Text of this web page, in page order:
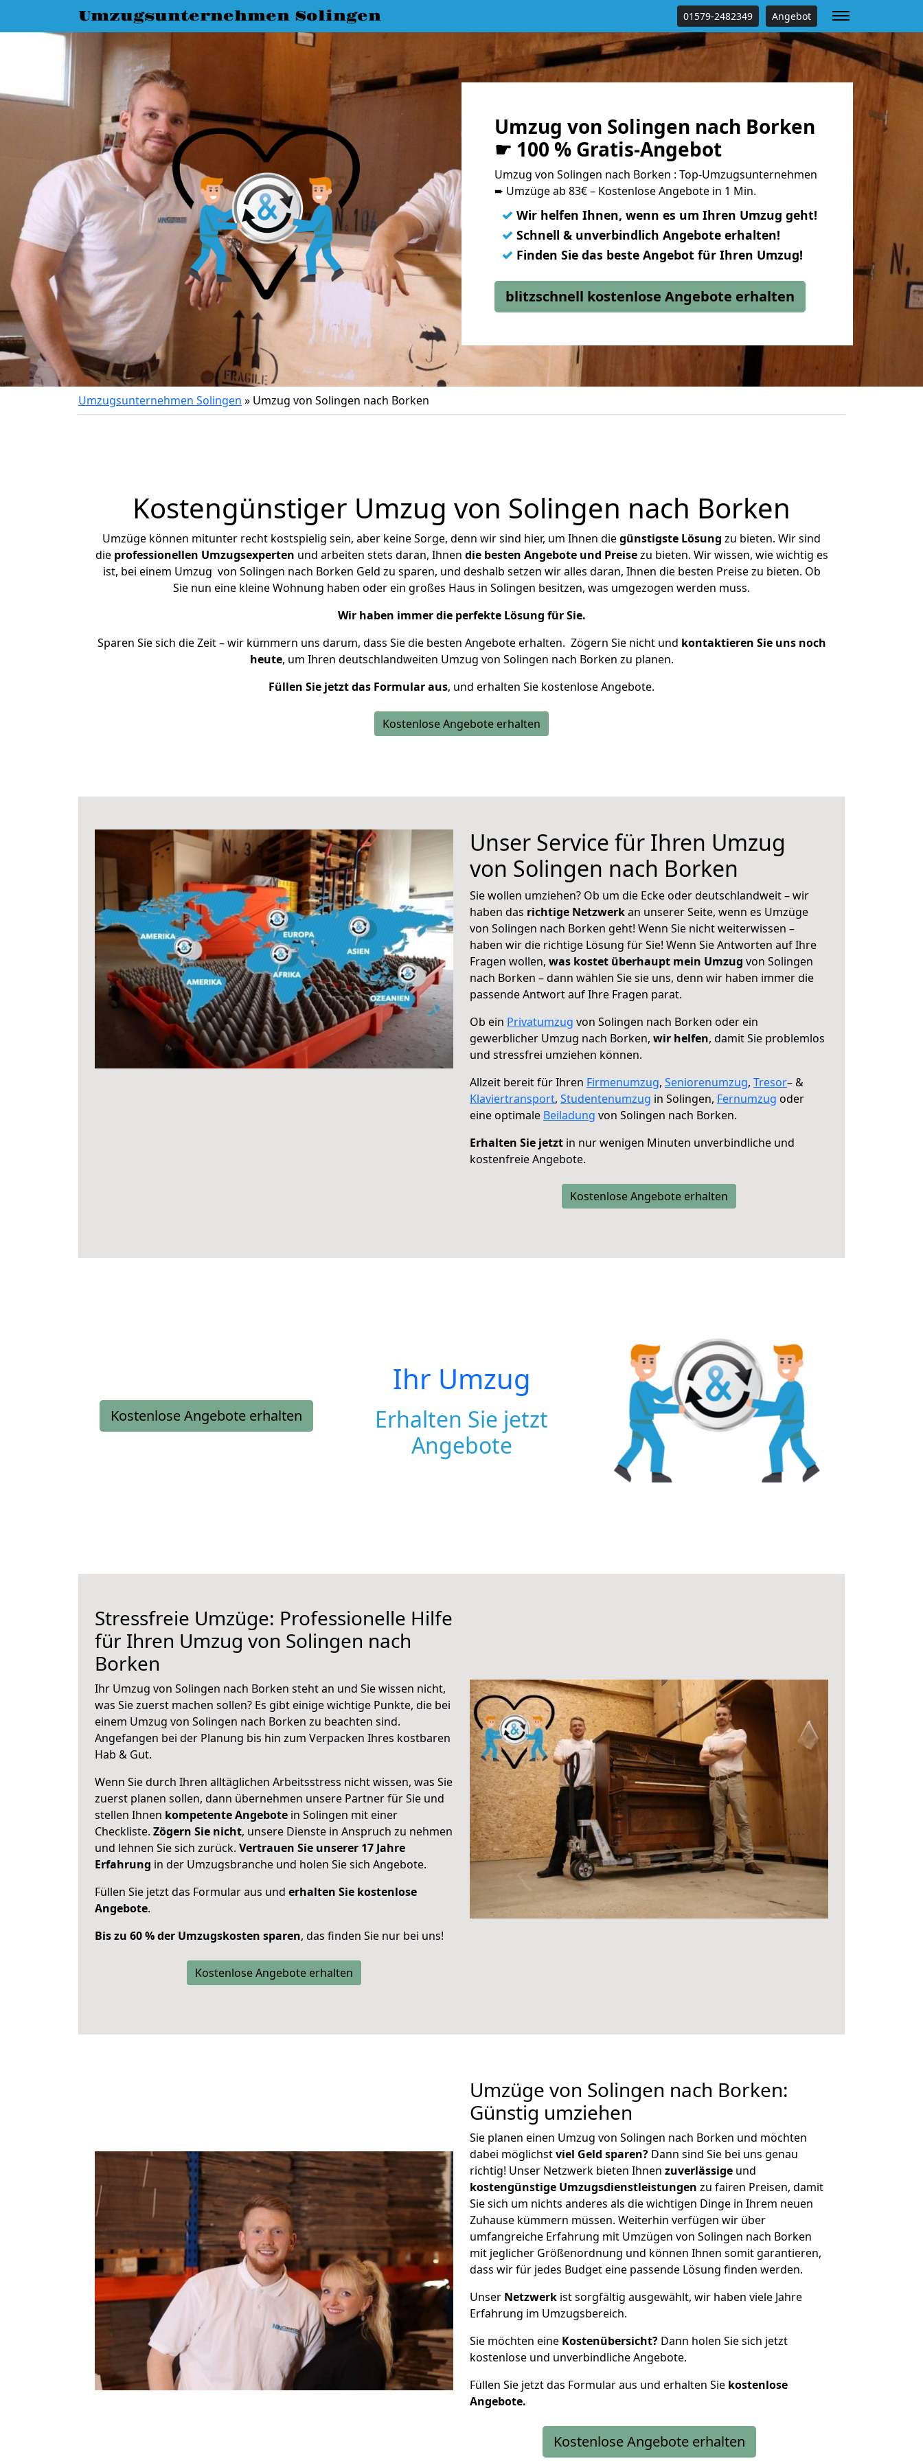
Umzugsunternehmen Solingen 01579-2482349 Angebot
Umzug von Solingen nach Borken
☛ 100 % Gratis-Angebot
Umzug von Solingen nach Borken : Top-Umzugsunternehmen
➨ Umzüge ab 83€ – Kostenlose Angebote in 1 Min.
✓ Wir helfen Ihnen, wenn es um Ihren Umzug geht!
✓ Schnell & unverbindlich Angebote erhalten!
✓ Finden Sie das beste Angebot für Ihren Umzug!
blitzschnell kostenlose Angebote erhalten
Umzugsunternehmen Solingen » Umzug von Solingen nach Borken
Kostengünstiger Umzug von Solingen nach Borken
Umzüge können mitunter recht kostspielig sein, aber keine Sorge, denn wir sind hier, um Ihnen diegünstigste Lösung zu bieten. Wir sind
die professionellen Umzugsexperten und arbeiten stets daran, Ihnen die besten Angebote und Preisezu bieten. Wir wissen, wie wichtig es
ist, bei einem Umzug von Solingen nach Borken Geld zu sparen, und deshalb setzen wir alles daran, Ihnen die besten Preise zu bieten. Ob
Sie nun eine kleine Wohnung haben oder ein großes Haus in Solingen besitzen, was umgezogen werden muss.
Wir haben immer die perfekte Lösung für Sie.
Sparen Sie sich die Zeit – wir kümmern uns darum, dass Sie die besten Angebote erhalten. Zögern Sie nicht und kontaktieren Sie uns noch
heute, um Ihren deutschlandweiten Umzug von Solingen nach Borken zu planen.
Füllen Sie jetzt das Formular aus, und erhalten Sie kostenlose Angebote.
Kostenlose Angebote erhalten
Unser Service für Ihren Umzug
von Solingen nach Borken
Sie wollen umziehen? Ob um die Ecke oder deutschlandweit – wir
haben das richtige Netzwerkan unserer Seite, wenn es Umzüge
von Solingen nach Borken geht! Wenn Sie nicht weiterwissen –
haben wir die richtige Lösung für Sie! Wenn Sie Antworten auf Ihre
Fragen wollen, was kostet überhaupt mein Umzug von Solingen
nach Borken – dann wählen Sie sie uns, denn wir haben immer die
passende Antwort auf Ihre Fragen parat.
Ob ein Privatumzug von Solingen nach Borken oder ein
gewerblicher Umzug nach Borken, wir helfen, damit Sie problemlos
und stressfrei umziehen können.
Allzeit bereit für Ihren Firmenumzug, Seniorenumzug, Tresor– &
Klaviertransport, Studentenumzug in Solingen, Fernumzug oder
eine optimale Beiladung von Solingen nach Borken.
Erhalten Sie jetzt in nur wenigen Minuten unverbindliche und
kostenfreie Angebote.
Kostenlose Angebote erhalten
Kostenlose Angebote erhalten
Ihr Umzug
Erhalten Sie jetzt
Angebote
Stressfreie Umzüge: Professionelle Hilfe
für Ihren Umzug von Solingen nach
Borken
Ihr Umzug von Solingen nach Borken steht an und Sie wissen nicht,
was Sie zuerst machen sollen? Es gibt einige wichtige Punkte, die bei
einem Umzug von Solingen nach Borken zu beachten sind.
Angefangen bei der Planung bis hin zum Verpacken Ihres kostbaren
Hab & Gut.
Wenn Sie durch Ihren alltäglichen Arbeitsstress nicht wissen, was Sie
zuerst planen sollen, dann übernehmen unsere Partner für Sie und
stellen Ihnen kompetente Angebote in Solingen mit einer
Checkliste. Zögern Sie nicht, unsere Dienste in Anspruch zu nehmen
und lehnen Sie sich zurück. Vertrauen Sie unserer 17 Jahre
Erfahrung in der Umzugsbranche und holen Sie sich Angebote.
Füllen Sie jetzt das Formular aus und erhalten Sie kostenlose
Angebote.
Bis zu 60 % der Umzugskosten sparen, das finden Sie nur bei uns!
Kostenlose Angebote erhalten
Umzüge von Solingen nach Borken:
Günstig umziehen
Sie planen einen Umzug von Solingen nach Borken und möchten
dabei möglichstviel Geld sparen? Dann sind Sie bei uns genau
richtig! Unser Netzwerk bieten Ihnen zuverlässige und
kostengünstige Umzugsdienstleistungen zu fairen Preisen, damit
Sie sich um nichts anderes als die wichtigen Dinge in Ihrem neuen
Zuhause kümmern müssen. Weiterhin verfügen wir über
umfangreiche Erfahrung mit Umzügen von Solingen nach Borken
mit jeglicher Größenordnung und können Ihnen somit garantieren,
dass wir für jedes Budget eine passende Lösung finden werden.
Unser Netzwerk ist sorgfältig ausgewählt, wir haben viele Jahre
Erfahrung im Umzugsbereich.
Sie möchten eine Kostenübersicht? Dann holen Sie sich jetzt
kostenlose und unverbindliche Angebote.
Füllen Sie jetzt das Formular aus und erhalten Sie kostenlose
Angebote.
Kostenlose Angebote erhalten